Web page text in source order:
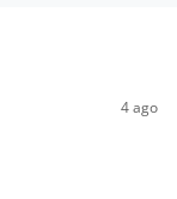
4 ago